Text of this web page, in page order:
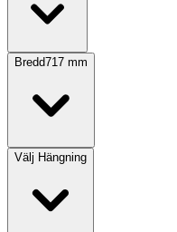
Bredd717 mm
Välj Hängning